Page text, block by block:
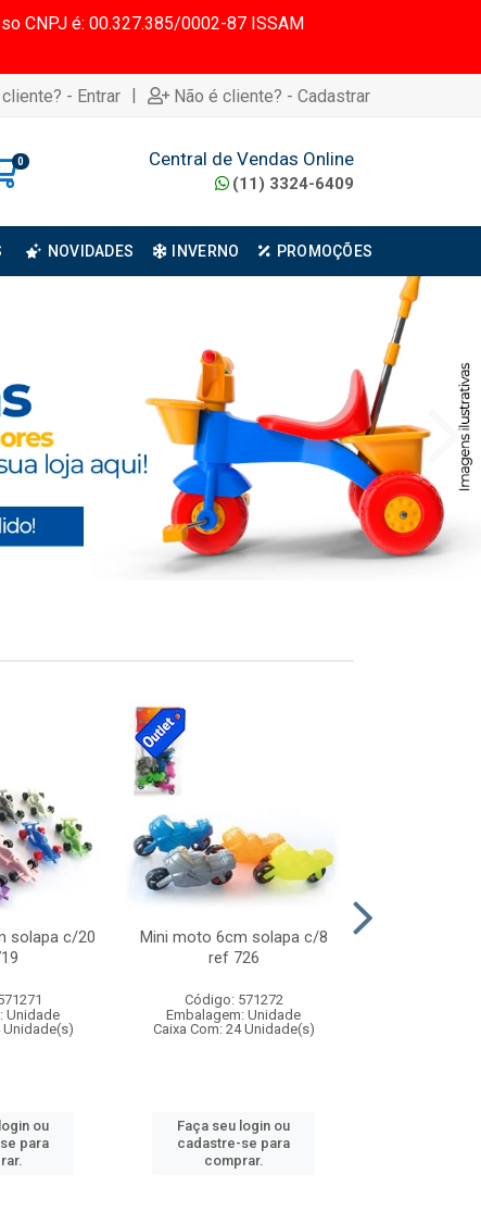
CNPJ é: 00.327.385/0002-87 ISSAM
- Entrar | Não é cliente? - Cadastrar
0 Central de Vendas Online
(11) 3324-6409
NOVIDADES INVERNO PROMOÇÕES
solapa c/20
Unidade
Unidade(s)
ou
para
Mini moto 6cm solapa c/8
ref 726
Código: 571272
Embalagem: Unidade
Caixa Com: 24 Unidade(s)
Faça seu login ou
cadastre-se para
comprar.